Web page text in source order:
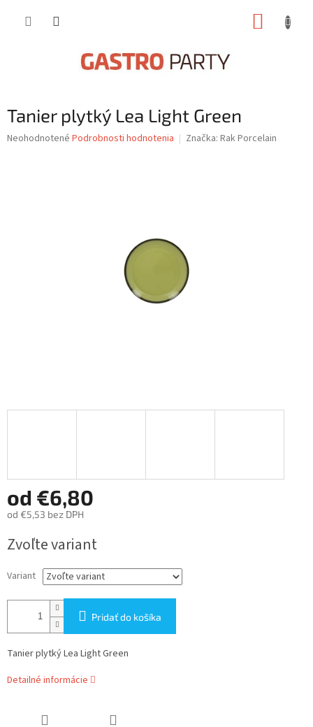
Tanier plytký Lea Light Green
Priemerné
Neohodnotené Podrobnosti hodnotenia Značka: Rak Porcelain
od €6,80
od €5,53 bez DPH
cena:
Zvoľte variant
Variant
Pridať do košíka
Tanier plytký Lea Light Green
Detailné informácie